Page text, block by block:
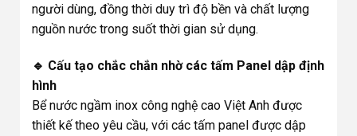
người dùng, đồng thời duy trì độ bền và chất lượng
nguồn nước trong suốt thời gian sử dụng.
🔹 Cấu tạo chắc chắn nhờ các tấm Panel dập định
hình
Bể nước ngầm inox công nghệ cao Việt Anh được
thiết kế theo yêu cầu, với các tấm panel được dập